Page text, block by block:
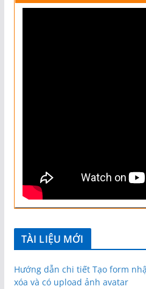
TÀI LIỆU MỚI
Hướng dẫn chi tiết Tạo form
xóa và có upload ảnh avatar